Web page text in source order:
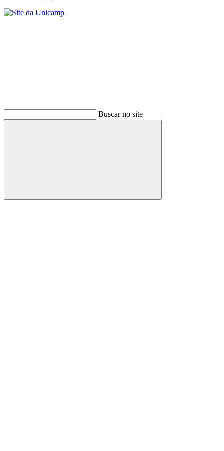
Buscar no site
Buscar